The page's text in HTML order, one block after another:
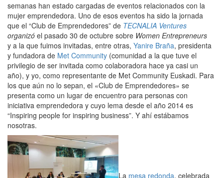
semanas han estado cargadas de eventos relacionados con la
mujer emprendedora. Uno de esos eventos ha sido la jornada
que el “Club de Emprendedores” de TECNALIA Ventures
organizó el pasado 30 de octubre sobre Women Entrepreneurs
y a la que fuimos invitadas, entre otras, Yanire Braña, presidenta
y fundadora de Met Community (comunidad a la que tuve el
privilegio de ser invitada como colaboradora hace ya casi un
año), y yo, como representante de Met Community Euskadi. Para
los que aún no lo sepan, el «Club de Emprendedores» se
presenta como un lugar de encuentro para personas con
iniciativa emprendedora y cuyo lema desde el año 2014 es
“Inspiring people for inspiring business”. Y ahí estábamos
nosotras.
La mesa redonda, celebrada